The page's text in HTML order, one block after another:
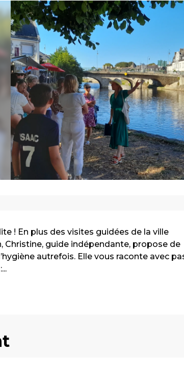
! En plus des visites guidées de la ville
guide indépendante, propose de
autrefois. Elle vous raconte avec